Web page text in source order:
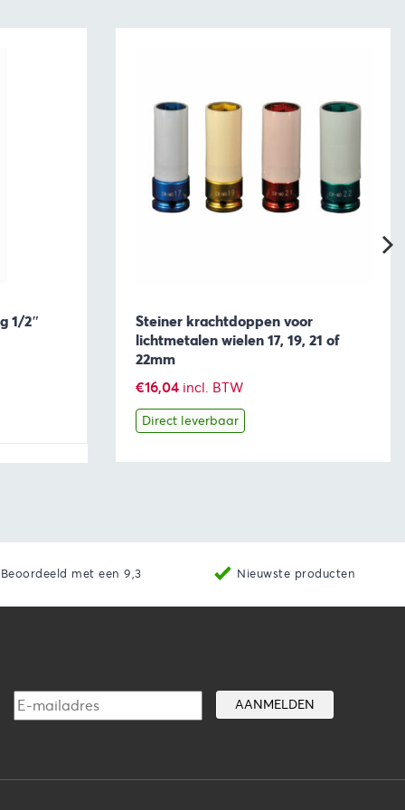
1/2″
Steiner krachtdoppen voor
lichtmetalen wielen 17, 19, 21 of
22mm
€16,04 incl. BTW
Direct leverbaar
Beoordeeld met een 9,3 Nieuwste producten